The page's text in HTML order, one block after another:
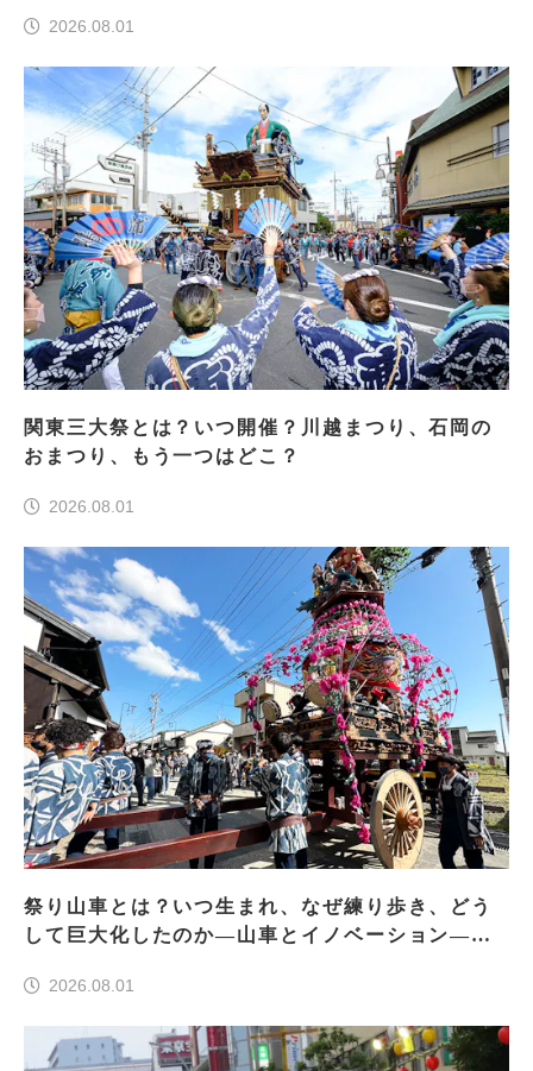
2026.08.01
関東三大祭とは？いつ開催？川越まつり、石岡の
おまつり、もう一つはどこ？
2026.08.01
祭り山車とは？いつ生まれ、なぜ練り歩き、どう
して巨大化したのか―山車とイノベーション―＜
2026.08.01